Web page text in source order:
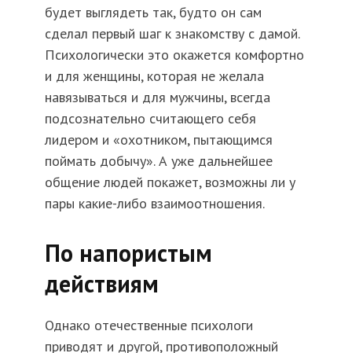
будет выглядеть так, будто он сам
сделал первый шаг к знакомству с дамой.
Психологически это окажется комфортно
и для женщины, которая не желала
навязываться и для мужчины, всегда
подсознательно считающего себя
лидером и «охотником, пытающимся
поймать добычу». А уже дальнейшее
общение людей покажет, возможны ли у
пары какие-либо взаимоотношения.
По напористым
действиям
Однако отечественные психологи
приводят и другой, противоположный